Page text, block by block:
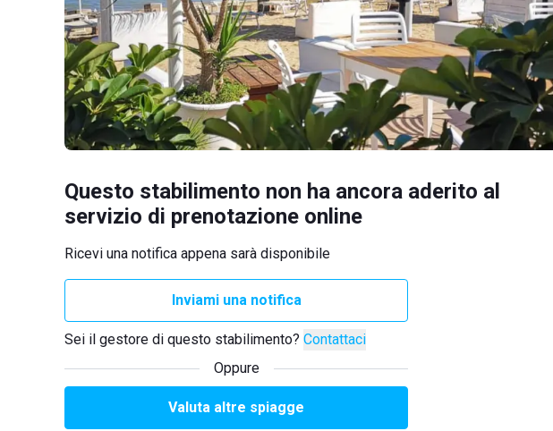
Questo stabilimento non ha ancora aderito al
servizio di prenotazione online
Ricevi una notifica appena sarà disponibile
Inviami una notifica
Sei il gestore di questo stabilimento? Contattaci
Oppure
Valuta altre spiagge